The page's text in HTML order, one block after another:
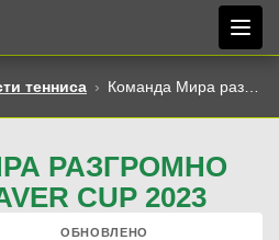
тенниса Команда Мира разгромно выиграла Laver Cup 2023
РАЗГРОМНО
CUP 2023
ОБНОВЛЕНО